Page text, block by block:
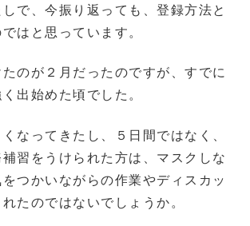
で、今振り返っても、登録方法と
はと思っています。
のが２月だったのですが、すでに
出始めた頃でした。
なってきたし、５日間ではなく、
習をうけられた方は、マスクしな
つかいながらの作業やディスカッ
たのではないでしょうか。